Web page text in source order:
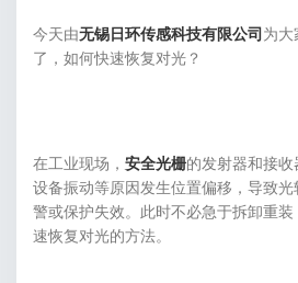
今天由无锡日环传感科技有限公司 为大
了，如何快速恢复对光？
在工业现场， 安全光栅的发射器和接收
设备振动等原因发生位置偏移，导致
警或保护失效。此时不必急于拆卸重
速恢复对光的方法。